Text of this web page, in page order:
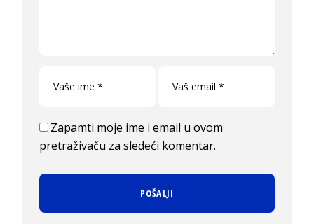
Zapamti moje ime i email u ovom
pretraživaču za sledeći komentar.